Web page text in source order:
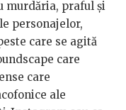
murdăria, praful și
personajelor,
care se agită
care
care
ale